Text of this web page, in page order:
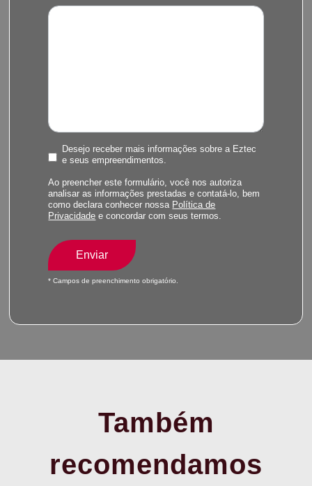
Desejo receber mais informações sobre a Eztec
e seus empreendimentos.
Ao preencher este formulário, você nos autoriza
analisar as informações prestadas e contatá-lo, bem
como declara conhecer nossa Política de
Privacidade e concordar com seus termos.
Enviar
* Campos de preenchimento obrigatório.
Também
recomendamos